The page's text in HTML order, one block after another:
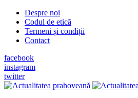
Despre noi
Codul de etică
Termeni și condiții
Contact
facebook
instagram
twitter